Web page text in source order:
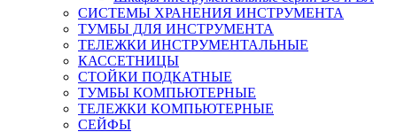
СИСТЕМЫ ХРАНЕНИЯ ИНСТРУМЕНТА
ТУМБЫ ДЛЯ ИНСТРУМЕНТА
ТЕЛЕЖКИ ИНСТРУМЕНТАЛЬНЫЕ
КАССЕТНИЦЫ
СТОЙКИ ПОДКАТНЫЕ
ТУМБЫ КОМПЬЮТЕРНЫЕ
ТЕЛЕЖКИ КОМПЬЮТЕРНЫЕ
СЕЙФЫ